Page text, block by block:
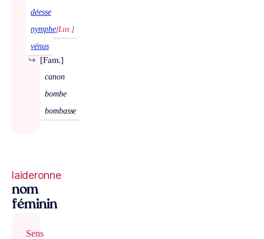
déesse
nymphe[Litt.]
vénus
[Fam.]
↪
canon
bombe
bombasse
laideronne
nom
féminin
Sens